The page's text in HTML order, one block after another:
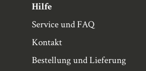
Hilfe
Service und FAQ
Kontakt
Bestellung und Lieferung